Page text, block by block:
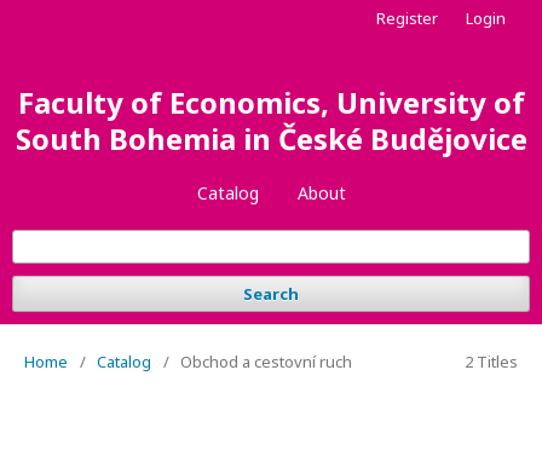
Faculty of Economics, University of
South Bohemia in České Budějovice
Catalog About
Search
Register Login
Home / Catalog / Obchod a cestovní ruch 2 Titles